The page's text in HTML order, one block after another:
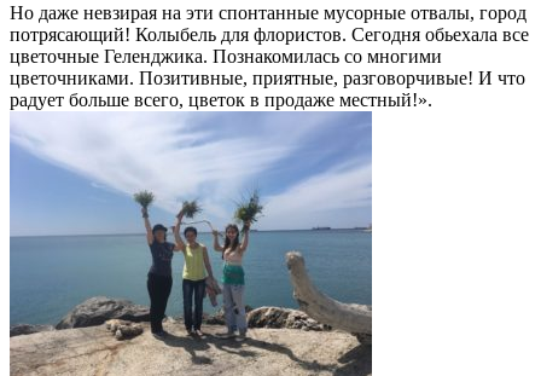
Но даже невзирая на эти спонтанные мусорные отвалы, город
потрясающий! Колыбель для флористов. Сегодня обьехала все
цветочные Геленджика. Познакомилась со многими
цветочниками. Позитивные, приятные, разговорчивые! И что
радует больше всего, цветок в продаже местный!».